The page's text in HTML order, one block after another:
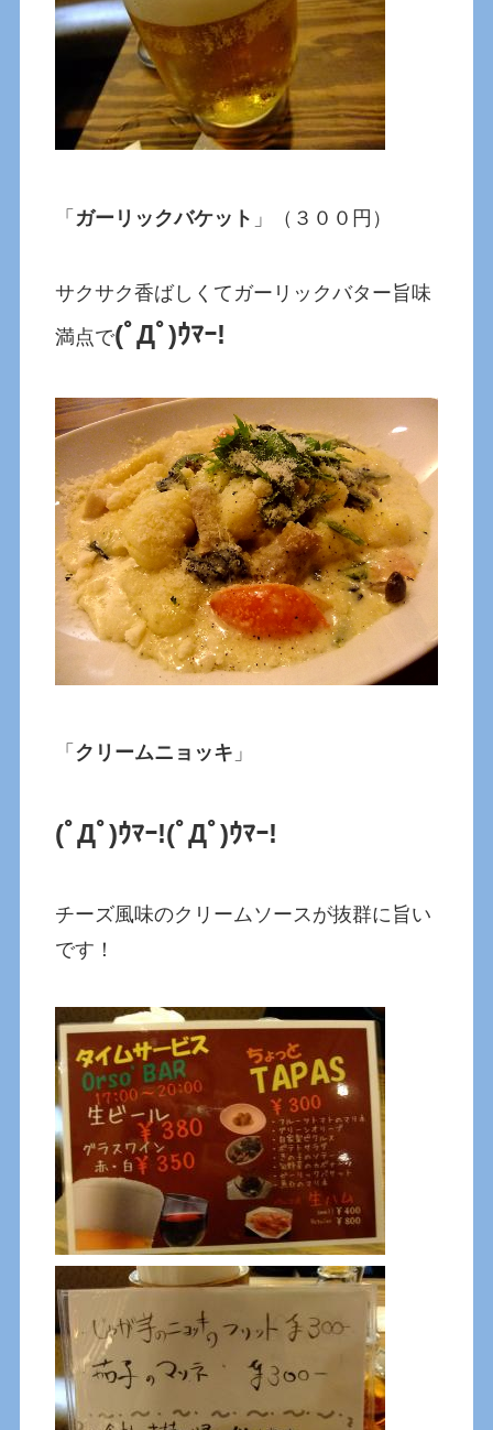
「 ガーリックバケット 」（３００円）
サクサク香ばしくてガーリックバター旨味
満点で(ﾟДﾟ)ｳﾏｰ!
「 クリームニョッキ 」
(ﾟДﾟ)ｳﾏｰ!(ﾟДﾟ)ｳﾏｰ!
チーズ風味のクリームソースが抜群に旨い
です！